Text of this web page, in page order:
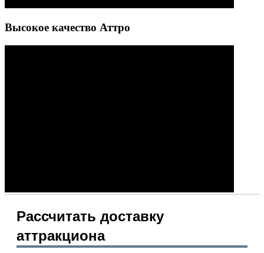
Высокое качество Аттро
Рассчитать доставку
аттракциона